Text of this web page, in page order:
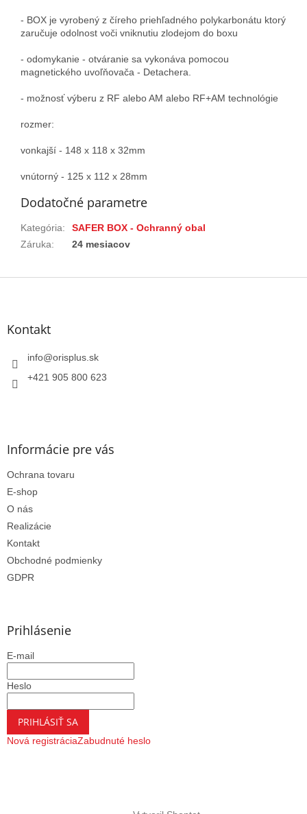
- BOX je vyrobený z číreho priehľadného polykarbonátu ktorý
zaručuje odolnost voči vniknutiu zlodejom do boxu
- odomykanie - otváranie sa vykonáva pomocou
magnetického uvoľňovača - Detachera.
- možnosť výberu z RF alebo AM alebo RF+AM technológie
rozmer:
vonkajší - 148 x 118 x 32mm
vnútorný - 125 x 112 x 28mm
Dodatočné parametre
Kategória:
SAFER BOX - Ochranný obal
Záruka: 24 mesiacov
Z
Kontakt
info@orisplus.sk
+421 905 800 623
Informácie pre vás
Ochrana tovaru
E-shop
O nás
Realizácie
Kontakt
Obchodné podmienky
GDPR
Prihlásenie
E-mail
Heslo
PRIHLÁSIŤ SA
Nová registráciaZabudnuté heslo